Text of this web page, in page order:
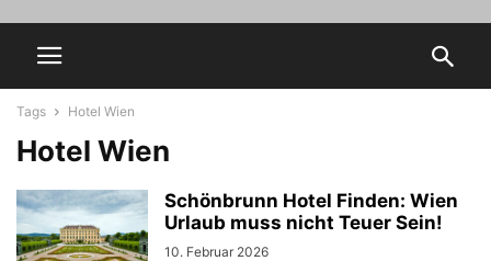
Tags Hotel Wien
Hotel Wien
Schönbrunn Hotel Finden: Wien
Urlaub muss nicht Teuer Sein!
10. Februar 2026